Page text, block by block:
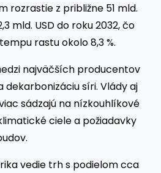
rozrastie z približne 51 mld.
mld. USD do roku 2032, čo
rastu okolo 8,3 %.
najväčších producentov
dekarbonizáciu síri. Vlády aj
sádzajú na nízkouhlíkové
ciele a požiadavky
vedie trh s podielom cca